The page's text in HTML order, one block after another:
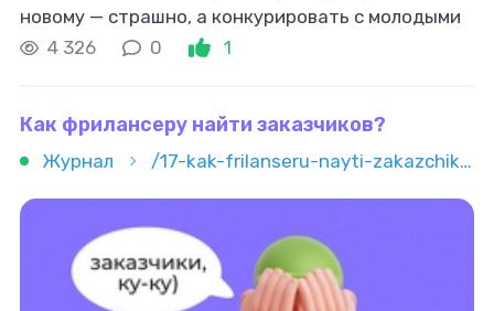
новому — страшно, а конкурировать с молодыми
— бессмысленно. Особенно если речь идёт о
4 326 0 1
Как фрилансеру найти заказчиков?
Журнал /17-kak-frilanseru-nayti-zakazchikov